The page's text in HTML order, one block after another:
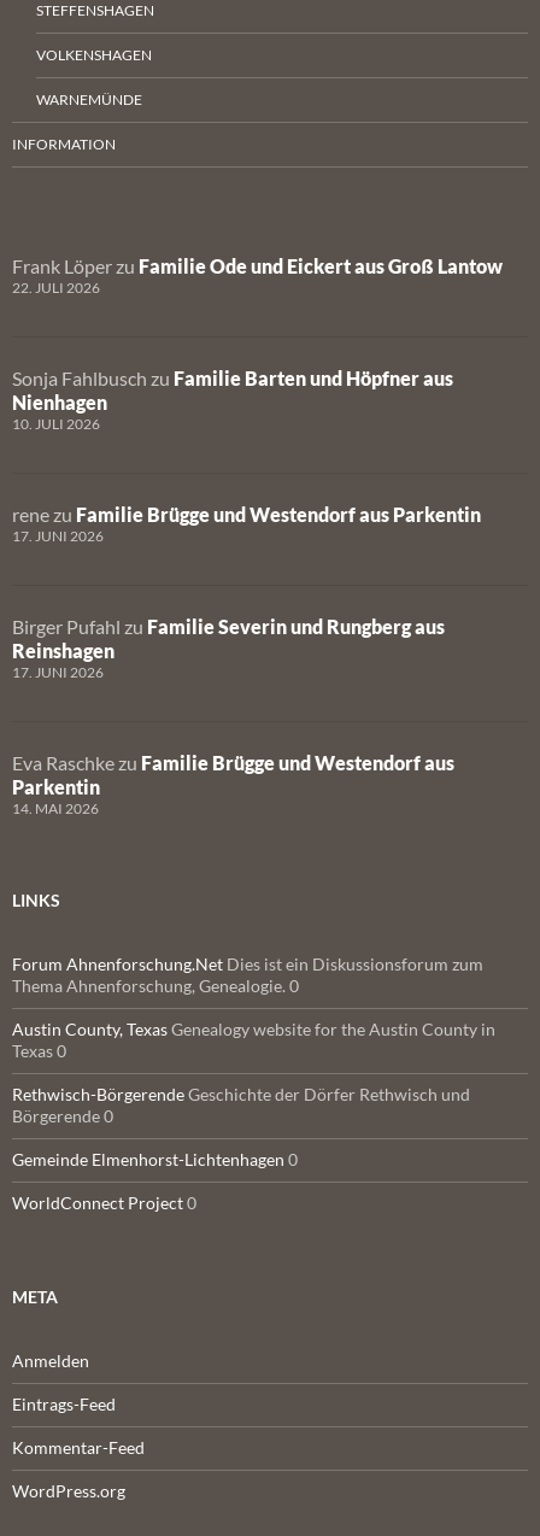
STEFFENSHAGEN
VOLKENSHAGEN
WARNEMÜNDE
INFORMATION
Frank Löper zu Familie Ode und Eickert aus Groß Lantow
22. JULI 2026
Sonja Fahlbusch zu Familie Barten und Höpfner aus
Nienhagen
10. JULI 2026
rene zu Familie Brügge und Westendorf aus Parkentin
17. JUNI 2026
Birger Pufahl zu Familie Severin und Rungberg aus
Reinshagen
17. JUNI 2026
Eva Raschke zu Familie Brügge und Westendorf aus
Parkentin
14. MAI 2026
LINKS
Forum Ahnenforschung.Net Dies ist ein Diskussionsforum zum
Thema Ahnenforschung, Genealogie. 0
Austin County, TexasGenealogy website for the Austin County in
Texas 0
Rethwisch-BörgerendeGeschichte der Dörfer Rethwisch und
Börgerende 0
Gemeinde Elmenhorst-Lichtenhagen 0
WorldConnect Project0
META
Anmelden
Eintrags-Feed
Kommentar-Feed
WordPress.org